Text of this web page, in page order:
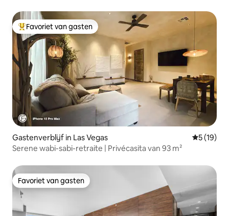
Topfavoriet van gasten
Favoriet van gasten
Gastenverblijf in Las Vegas
5 (19)
Serene wabi-sabi-retraite | Privécasita van 93 m²
Favoriet van gasten
Favoriet van gasten